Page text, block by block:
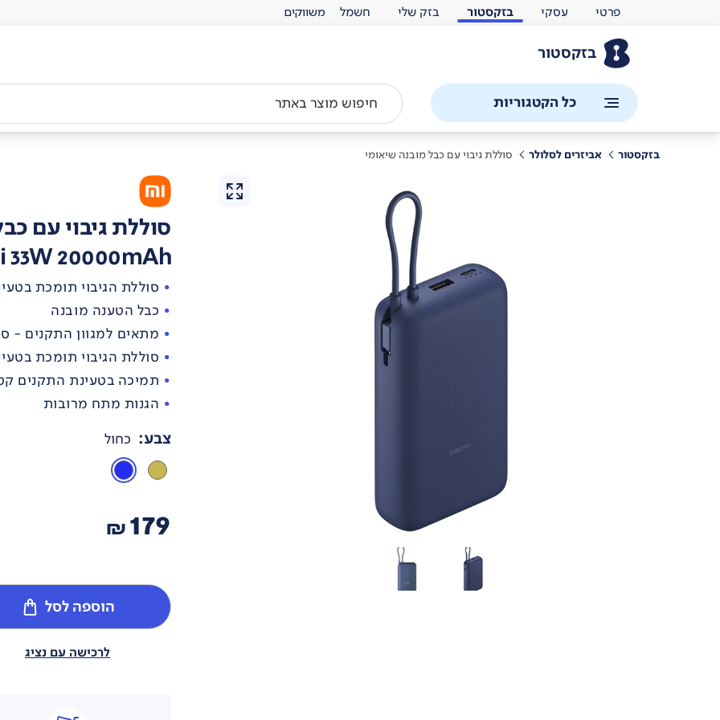
פרטי עסקי בזקסטור בזק שלי חשמל
בזקסטור
כל הקטגוריות
בזקסטור אביזרים לסלולר סוללת גיבוי עם כבל מובנה שיאומי
סוללת גיבוי עם
33W 20000mAh
סוללת הגיבוי תומכת בטעינה
כבל הטענה מובנה
מתאים למגוון התקנים -
סוללת הגיבוי תומכת בטעינת 3 התקנים בו-
תמיכה בטעינת התקנים
הגנות מתח מרובות
צבע: כחול
179
₪
הוספה לסל
לרכישה עם נציג
משווקים